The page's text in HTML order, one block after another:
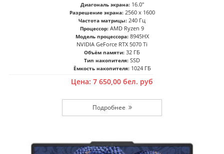
Диагональ экрана: 16.0"
Разрешение экрана: 2560 x 1600
Частота матрицы: 240 Гц
Процессор: AMD Ryzen 9
Модель процессора: 8945HX
NVIDIA GeForce RTX 5070 Ti
Объём памяти: 32 ГБ
Тип накопителя: SSD
Ёмкость накопителя: 1024 ГБ
Цена: 7 650,00 бел. руб